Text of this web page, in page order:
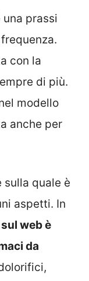
una prassi
con la
di più.
modello
anche per
sulla quale è
aspetti. In
sul web è
da